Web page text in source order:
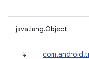
java.lang.Object
↳